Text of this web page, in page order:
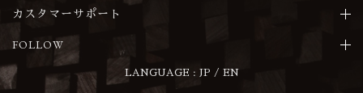
カスタマーサポート
FOLLOW
LANGUAGE : JP / EN